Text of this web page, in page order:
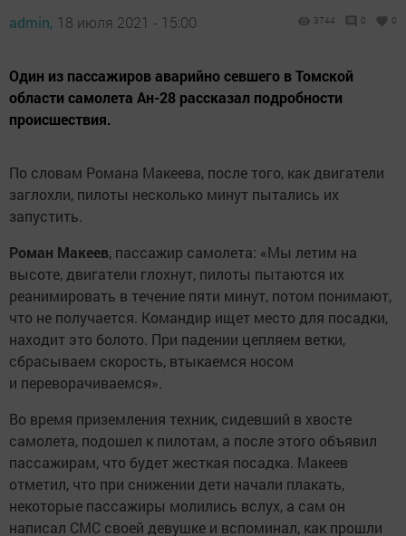
admin, 18 июля 2021 - 15:00 3744 0 0
Один из пассажиров аварийно севшего в Томской
области самолета Ан-28 рассказал подробности
происшествия.
По словам Романа Макеева, после того, как двигатели
заглохли, пилоты несколько минут пытались их
запустить.
Роман Макеев, пассажир самолета: «Мы летим на
высоте, двигатели глохнут, пилоты пытаются их
реанимировать в течение пяти минут, потом понимают,
что не получается. Командир ищет место для посадки,
находит это болото. При падении цепляем ветки,
сбрасываем скорость, втыкаемся носом
и переворачиваемся».
Во время приземления техник, сидевший в хвосте
самолета, подошел к пилотам, а после этого объявил
пассажирам, что будет жесткая посадка. Макеев
отметил, что при снижении дети начали плакать,
некоторые пассажиры молились вслух, а сам он
написал СМС своей девушке и вспоминал, как прошли